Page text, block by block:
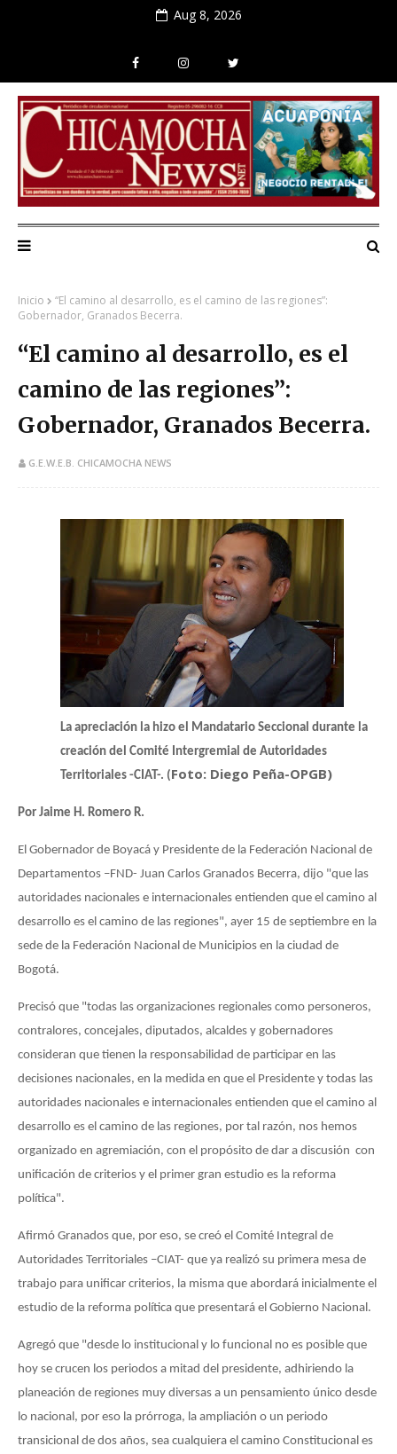
Aug 8, 2026
Inicio
“El camino al desarrollo, es el camino de las regiones”:
Gobernador, Granados Becerra.
“El camino al desarrollo, es el
camino de las regiones”:
Gobernador, Granados Becerra.
G.E.W.E.B. CHICAMOCHA NEWS
La apreciación la hizo el Mandatario Seccional durante la
creación del Comité Intergremial de Autoridades
Territoriales -CIAT-. (Foto: Diego Peña-OPGB)
Por Jaime H. Romero R.
El Gobernador de Boyacá y Presidente de la Federación Nacional de
Departamentos –FND- Juan Carlos Granados Becerra, dijo "que las
autoridades nacionales e internacionales entienden que el camino al
desarrollo es el camino de las regiones", ayer 15 de septiembre en la
sede de la Federación Nacional de Municipios en la ciudad de
Bogotá.
Precisó que "todas las organizaciones regionales como personeros,
contralores, concejales, diputados, alcaldes y gobernadores
consideran que tienen la responsabilidad de participar en las
decisiones nacionales, en la medida en que el Presidente y todas las
autoridades nacionales e internacionales entienden que el camino al
desarrollo es el camino de las regiones, por tal razón, nos hemos
organizado en agremiación, con el propósito de dar a discusión con
unificación de criterios y el primer gran estudio es la reforma
política".
Afirmó Granados que, por eso, se creó el Comité Integral de
Autoridades Territoriales –CIAT- que ya realizó su primera mesa de
trabajo para unificar criterios, la misma que abordará inicialmente el
estudio de la reforma política que presentará el Gobierno Nacional.
Agregó que "desde lo institucional y lo funcional no es posible que
hoy se crucen los periodos a mitad del presidente, adhiriendo la
planeación de regiones muy diversas a un pensamiento único desde
lo nacional, por eso la prórroga, la ampliación o un periodo
transicional de dos años, sea cualquiera el camino Constitucional es